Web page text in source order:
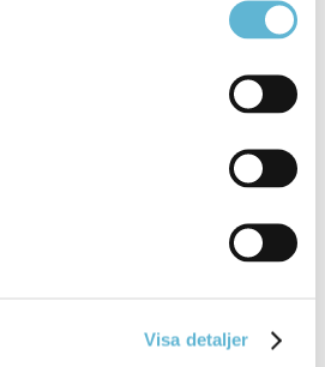
Visa detaljer